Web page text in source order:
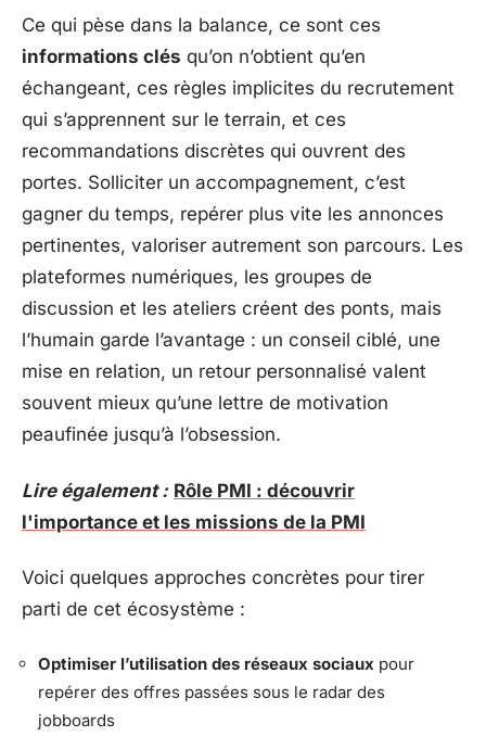
Ce qui pèse dans la balance, ce sont ces
informations clés qu’on n’obtient qu’en
échangeant, ces règles implicites du recrutement
qui s’apprennent sur le terrain, et ces
recommandations discrètes qui ouvrent des
portes. Solliciter un accompagnement, c’est
gagner du temps, repérer plus vite les annonces
pertinentes, valoriser autrement son parcours. Les
plateformes numériques, les groupes de
discussion et les ateliers créent des ponts, mais
l’humain garde l’avantage : un conseil ciblé, une
mise en relation, un retour personnalisé valent
souvent mieux qu’une lettre de motivation
peaufinée jusqu’à l’obsession.
Lire également : Rôle PMI : découvrir
l'importance et les missions de la PMI
Voici quelques approches concrètes pour tirer
parti de cet écosystème :
Optimiser l’utilisation des réseaux sociaux pour
repérer des offres passées sous le radar des
jobboards